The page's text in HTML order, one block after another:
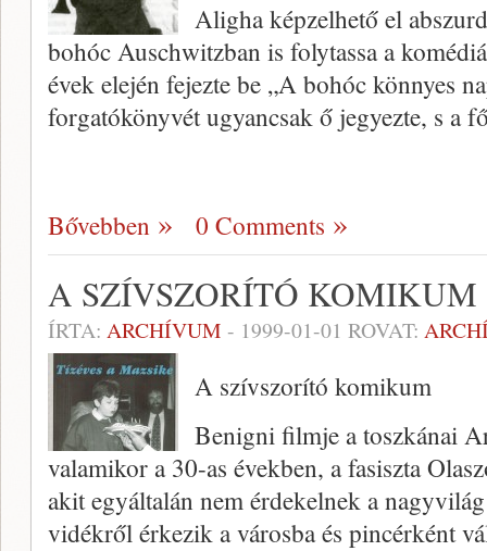
Aligha képzelhető el
bohóc Auschwitzban is folytassa a
évek elején fejezte be „A bo­hóc könnyes
forgatókönyvét ugyancsak ő jegyez­te, s a
Bővebben 0 Comments
A SZÍVSZORÍTÓ KOMIKUM
ÍRTA: ARCHÍVUM - 1999-01-01 ROVAT:
A szívszorító komikum
Benigni filmje a toszkánai
valamikor a 30-as években, a fasiszta
akit egyáltalán nem érdekelnek a
vidékről érkezik a városba és pincérként